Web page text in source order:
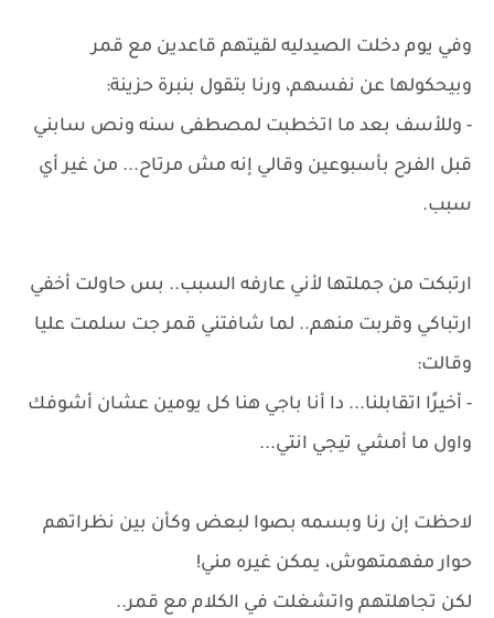
وفي يوم دخلت الصيدليه لقيتهم قاعدين مع قمر
وبيحكولها عن نفسهم، ورنا بتقول بنبرة حزينة:
- وللأسف بعد ما اتخطبت لمصطفى سنه ونص سابني
قبل الفرح بأسبوعين وقالي إنه مش مرتاح... من غير أي
سبب.
ارتبكت من جملتها لأني عارفه السبب.. بس حاولت أخفي
ارتباكي وقربت منهم.. لما شافتني قمر جت سلمت عليا
وقالت:
- أخيرًا اتقابلنا... دا أنا باجي هنا كل يومين عشان أشوفك
واول ما أمشي تيجي انتي...
لاحظت إن رنا وبسمه بصوا لبعض وكأن بين نظراتهم
حوار مفهمتهوش، يمكن غيره مني!
لكن تجاهلتهم واتشغلت في الكلام مع قمر..